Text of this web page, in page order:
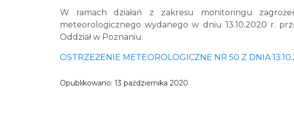
W ramach działań z zakresu monitoringu
meteorologicznego wydanego w dniu 13.10.2020 r.
Oddział w Poznaniu.
OSTRZEŻENIE METEOROLOGICZNE NR 50 Z DNIA
Opublikowano: 13 października 2020